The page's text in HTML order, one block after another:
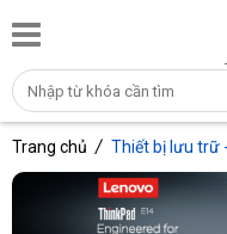
Trang chủ Thiết bị lưu trữ